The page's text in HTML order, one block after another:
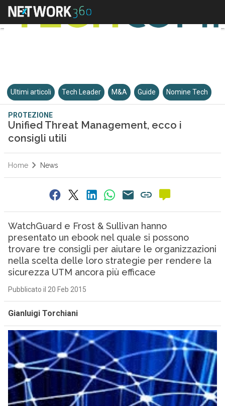
Ultimi articoli Tech Leader M&A Guide Nomine Tech
PROTEZIONE
Unified Threat Management, ecco i
consigli utili
Home News
WatchGuard e Frost & Sullivan hanno
presentato un ebook nel quale si possono
trovare tre consigli per aiutare le organizzazioni
nella scelta delle loro strategie per rendere la
sicurezza UTM ancora più efficace
Pubblicato il 20 Feb 2015
Gianluigi Torchiani